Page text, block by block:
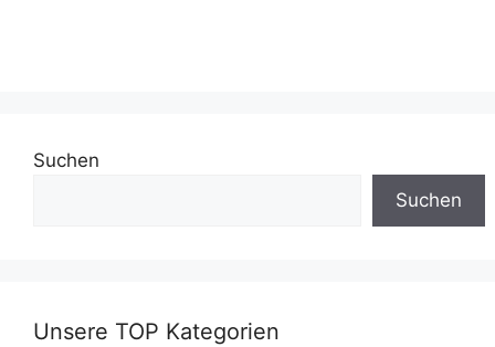
Suchen
Suchen
Unsere TOP Kategorien